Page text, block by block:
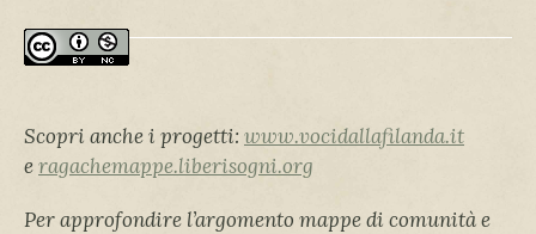
Scopri anche i progetti: www.vocidallafilanda.it
eragachemappe.liberisogni.org
Per approfondire l’argomento mappe di comunità e